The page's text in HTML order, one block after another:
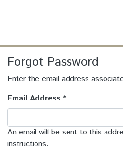
Communities & Collections
All of DSpace
Forgot Password
Enter the email address
Email Address *
An email will be sent to this
instructions.